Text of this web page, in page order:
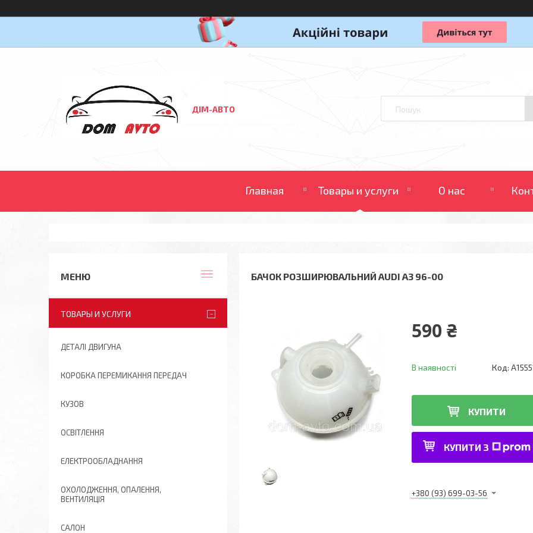
ДІМ-АВТО
Главная Товары и услуги О нас
БАЧОК РОЗШИРЮВАЛЬНИЙ AUDI A3 96-00
590 ₴
В наявності Код:
КУПИТИ
КУПИТИ З
+380 (93) 699-03-56
ТОВАРЫ И УСЛУГИ
ДЕТАЛІ ДВИГУНА
КОРОБКА ПЕРЕМИКАННЯ ПЕРЕДАЧ
КУЗОВ
ОСВІТЛЕННЯ
ЕЛЕКТРООБЛАДНАННЯ
ОХОЛОДЖЕННЯ, ОПАЛЕННЯ,
ВЕНТИЛЯЦІЯ
САЛОН